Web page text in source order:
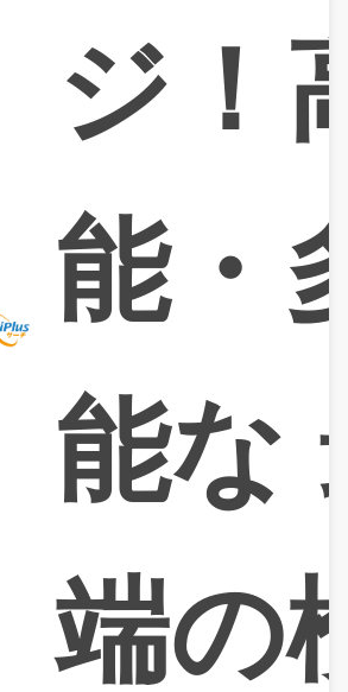
ジ！
能・
能な
端の